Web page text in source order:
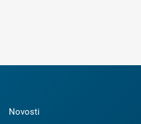
Novosti